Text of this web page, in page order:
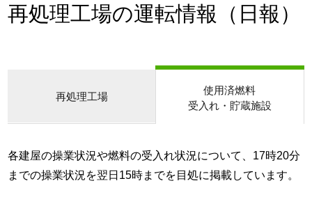
再処理工場の運転情報（日報）
再処理工場
使用済燃料
受入れ・貯蔵施設
各建屋の操業状況や燃料の受入れ状況について、17時20分
までの操業状況を翌日15時までを目処に掲載しています。